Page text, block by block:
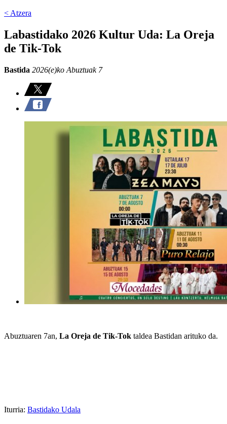
< Atzera
Labastidako 2026 Kultur Uda: La Oreja
de Tik-Tok
Bastida 2026(e)ko Abuztuak 7
Abuztuaren 7an, La Oreja de Tik-Tok taldea Bastidan arituko da.
Iturria: Bastidako Udala